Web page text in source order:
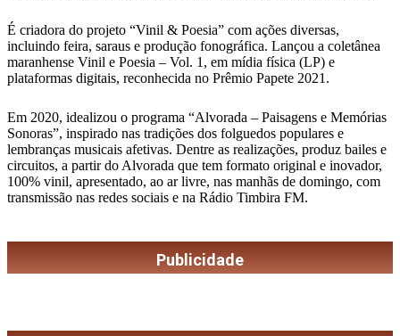
É criadora do projeto “Vinil & Poesia” com ações diversas,
incluindo feira, saraus e produção fonográfica. Lançou a coletânea
maranhense Vinil e Poesia – Vol. 1, em mídia física (LP) e
plataformas digitais, reconhecida no Prêmio Papete 2021.
Em 2020, idealizou o programa “Alvorada – Paisagens e Memórias
Sonoras”, inspirado nas tradições dos folguedos populares e
lembranças musicais afetivas. Dentre as realizações, produz bailes e
circuitos, a partir do Alvorada que tem formato original e inovador,
100% vinil, apresentado, ao ar livre, nas manhãs de domingo, com
transmissão nas redes sociais e na Rádio Timbira FM.
Publicidade